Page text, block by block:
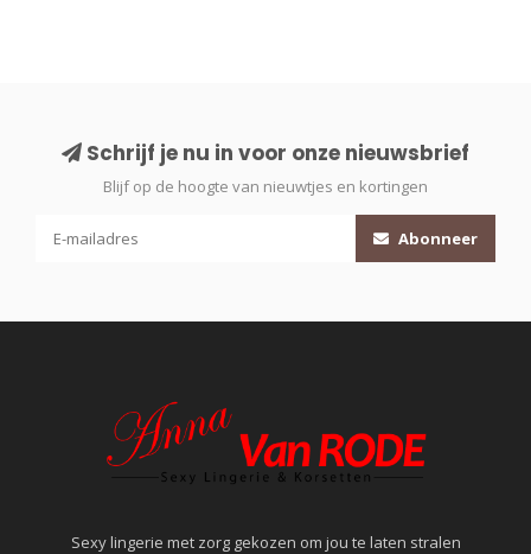
Schrijf je nu in voor onze nieuwsbrief
Blijf op de hoogte van nieuwtjes en kortingen
Abonneer
Sexy lingerie met zorg gekozen om jou te laten stralen